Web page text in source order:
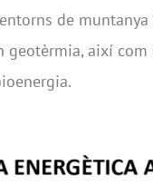
de
geotèrmia, així